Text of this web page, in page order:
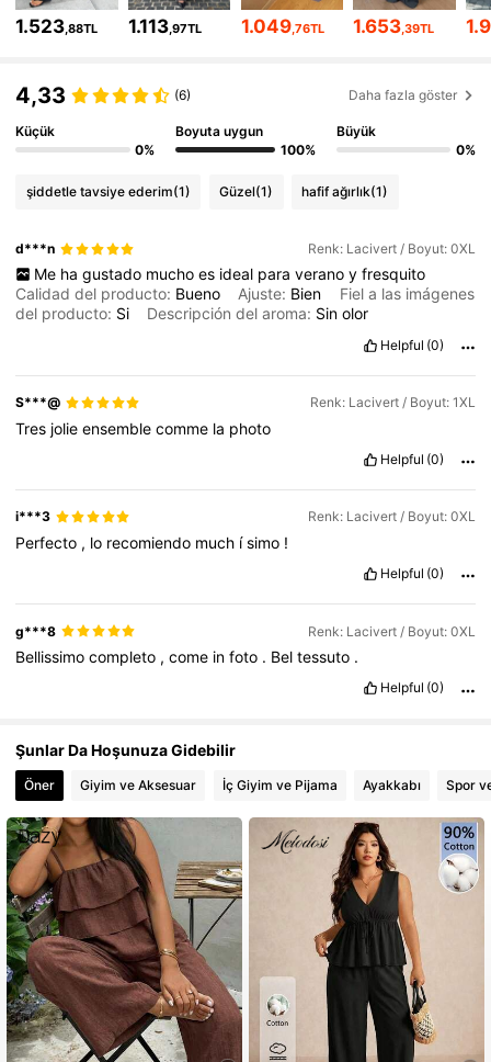
4,80 402K Takipçiler
402K Takipçiler
4,80 402K Takipçiler
4,80
1.523 ,88TL 1.113 ,97TL 1.049,76TL 1.653 ,39TL
4,33 (6) Daha fazla göster
Küçük
0%
Boyuta uygun
100%
Büyük
0%
şiddetle tavsiye ederim(1) Güzel(1) hafif ağırlık(1)
d***n Renk: Lacivert / Boyut: 0XL
Me ha gustado mucho es ideal para verano y fresquito
Calidad del producto: Bueno Ajuste: Bien
Fiel a las imágenes
del producto: Si Descripción del aroma: Sinolor
Helpful (0)
S***@ Renk: Lacivert / Boyut: 1XL
Tres jolieensemblecomme la photo
Helpful (0)
i***3 Renk: Lacivert / Boyut: 0XL
Perfecto , lo recomiendo much ísimo !
Helpful (0)
g***8 Renk: Lacivert / Boyut: 0XL
Bellissimocompleto ,come infoto . Beltessuto .
Helpful (0)
Şunlar Da Hoşunuza Gidebilir
Öner Giyim ve Aksesuar İç Giyim ve Pijama Ayakkabı Spor